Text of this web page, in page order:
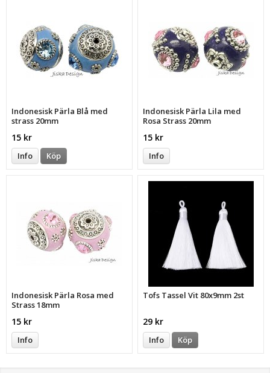
Indonesisk Pärla Blå med
strass 20mm
15 kr
Info Köp
Indonesisk Pärla Lila med
Rosa Strass 20mm
15 kr
Info
Indonesisk Pärla Rosa med
Strass 18mm
15 kr
Info
Tofs Tassel Vit 80x9mm 2st
29 kr
Info Köp